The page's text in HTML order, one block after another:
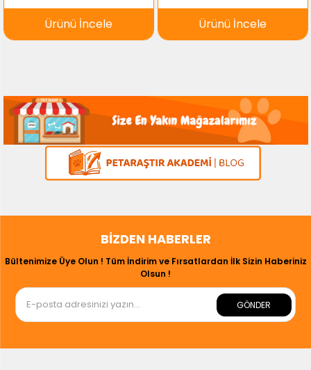
Ürünü İncele Ürünü İncele
BIZDEN HABERLER
Bültenimize Üye Olun ! Tüm İndirim ve Fırsatlardan İlk Sizin Haberiniz
Olsun !
GÖNDER